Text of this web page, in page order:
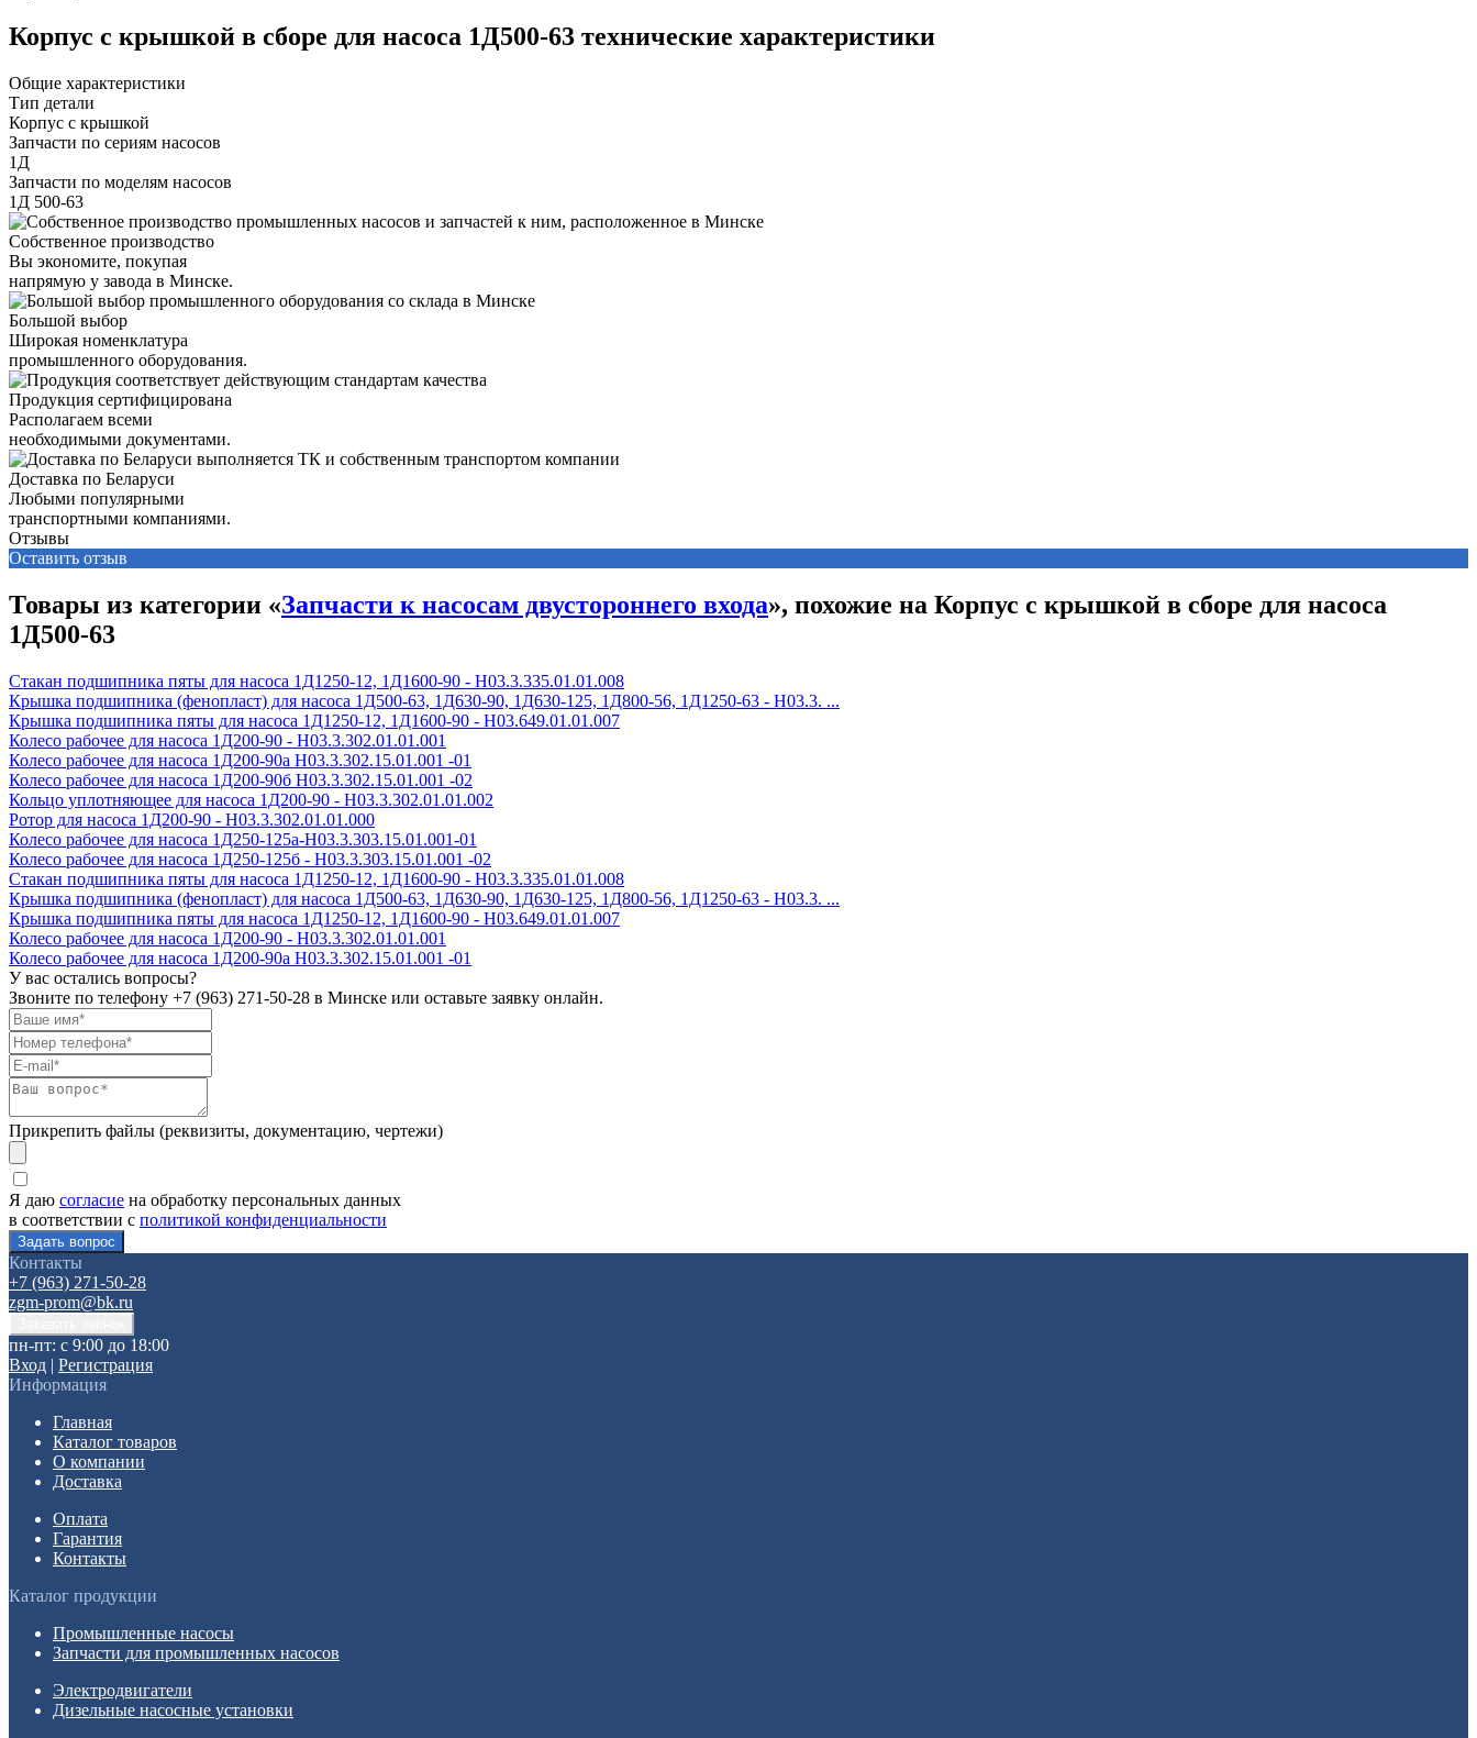
Корпус с крышкой в сборе для насоса 1Д500-63 технические характеристики
Общие характеристики
Тип детали
Корпус с крышкой
Запчасти по сериям насосов
1Д
Запчасти по моделям насосов
1Д 500-63
Собственное производство
Вы экономите, покупая
напрямую у завода в Минске.
Большой выбор
Широкая номенклатура
промышленного оборудования.
Продукция сертифицирована
Располагаем всеми
необходимыми документами.
Доставка по Беларуси
Любыми популярными
транспортными компаниями.
Отзывы
Оставить отзыв
Товары из категории «Запчасти к насосам двустороннего входа», похожие на Корпус с крышкой в сборе для насоса
1Д500-63
Стакан подшипника пяты для насоса 1Д1250-12, 1Д1600-90 - Н03.3.335.01.01.008
Крышка подшипника (фенопласт) для насоса 1Д500-63, 1Д630-90, 1Д630-125, 1Д800-56, 1Д1250-63 - Н03.3. ...
Крышка подшипника пяты для насоса 1Д1250-12, 1Д1600-90 - Н03.649.01.01.007
Колесо рабочее для насоса 1Д200-90 - H03.3.302.01.01.001
Колесо рабочее для насоса 1Д200-90а H03.3.302.15.01.001 -01
Колесо рабочее для насоса 1Д200-90б H03.3.302.15.01.001 -02
Кольцо уплотняющее для насоса 1Д200-90 - Н03.3.302.01.01.002
Ротор для насоса 1Д200-90 - Н03.3.302.01.01.000
Колесо рабочее для насоса 1Д250-125а-Н03.3.303.15.01.001-01
Колесо рабочее для насоса 1Д250-125б - Н03.3.303.15.01.001 -02
Стакан подшипника пяты для насоса 1Д1250-12, 1Д1600-90 - Н03.3.335.01.01.008
Крышка подшипника (фенопласт) для насоса 1Д500-63, 1Д630-90, 1Д630-125, 1Д800-56, 1Д1250-63 - Н03.3. ...
Крышка подшипника пяты для насоса 1Д1250-12, 1Д1600-90 - Н03.649.01.01.007
Колесо рабочее для насоса 1Д200-90 - H03.3.302.01.01.001
Колесо рабочее для насоса 1Д200-90а H03.3.302.15.01.001 -01
У вас остались вопросы?
Звоните по телефону +7 (963) 271-50-28 в Минске или оставьте заявку онлайн.
Прикрепить файлы (реквизиты, документацию, чертежи)
Я даю согласие на обработку персональных данных
в соответствии с политикой конфиденциальности
Контакты
+7 (963) 271-50-28
zgm-prom@bk.ru
пн-пт: с 9:00 до 18:00
Вход | Регистрация
Информация
Главная
Каталог товаров
О компании
Доставка
Оплата
Гарантия
Контакты
Каталог продукции
Промышленные насосы
Запчасти для промышленных насосов
Электродвигатели
Дизельные насосные установки